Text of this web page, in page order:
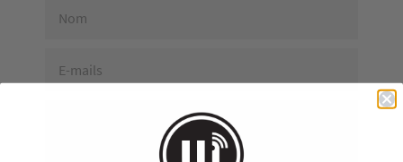
MAILS